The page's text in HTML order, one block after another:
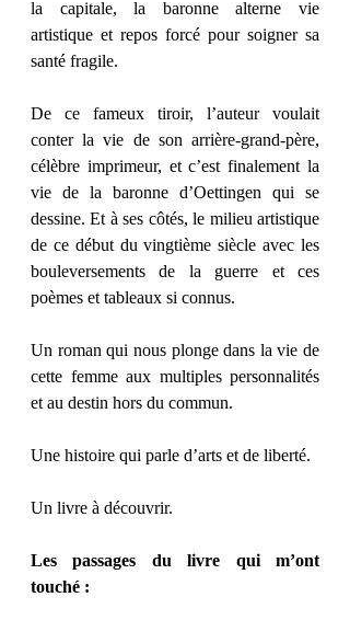
la capitale, la baronne alterne vie
artistique et repos forcé pour soigner sa
santé fragile.
De ce fameux tiroir, l’auteur voulait
conter la vie de son arrière-grand-père,
célèbre imprimeur, et c’est finalement la
vie de la baronne d’Oettingen qui se
dessine. Et à ses côtés, le milieu artistique
de ce début du vingtième siècle avec les
bouleversements de la guerre et ces
poèmes et tableaux si connus.
Un roman qui nous plonge dans la vie de
cette femme aux multiples personnalités
et au destin hors du commun.
Une histoire qui parle d’arts et de liberté.
Un livre à découvrir.
Les passages du livre qui m’ont
touché :